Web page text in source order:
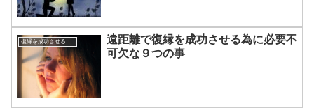
復縁を成功させる方法
遠距離で復縁を成功させる為に必要不
可欠な９つの事